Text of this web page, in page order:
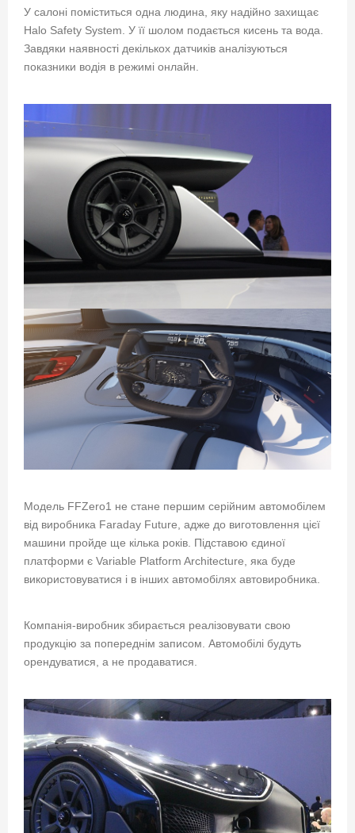
У салоні поміститься одна людина, яку надійно захищає
Halo Safety System. У її шолом подається кисень та вода.
Завдяки наявності декількох датчиків аналізуються
показники водія в режимі онлайн.
Модель FFZero1 не стане першим серійним автомобілем
від виробника Faraday Future, адже до виготовлення цієї
машини пройде ще кілька років. Підставою єдиної
платформи є Variable Platform Architecture, яка буде
використовуватися і в інших автомобілях автовиробника.
Компанія-виробник збирається реалізовувати свою
продукцію за попереднім записом. Автомобілі будуть
орендуватися, а не продаватися.